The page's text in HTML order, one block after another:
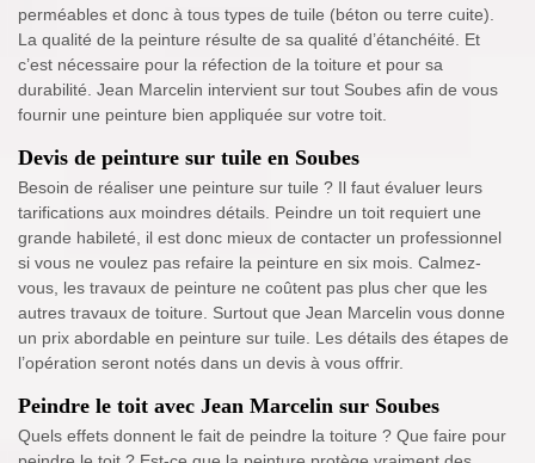
perméables et donc à tous types de tuile (béton ou terre cuite).
La qualité de la peinture résulte de sa qualité d’étanchéité. Et
c’est nécessaire pour la réfection de la toiture et pour sa
durabilité. Jean Marcelin intervient sur tout Soubes afin de vous
fournir une peinture bien appliquée sur votre toit.
Devis de peinture sur tuile en Soubes
Besoin de réaliser une peinture sur tuile ? Il faut évaluer leurs
tarifications aux moindres détails. Peindre un toit requiert une
grande habileté, il est donc mieux de contacter un professionnel
si vous ne voulez pas refaire la peinture en six mois. Calmez-
vous, les travaux de peinture ne coûtent pas plus cher que les
autres travaux de toiture. Surtout que Jean Marcelin vous donne
un prix abordable en peinture sur tuile. Les détails des étapes de
l’opération seront notés dans un devis à vous offrir.
Peindre le toit avec Jean Marcelin sur Soubes
Quels effets donnent le fait de peindre la toiture ? Que faire pour